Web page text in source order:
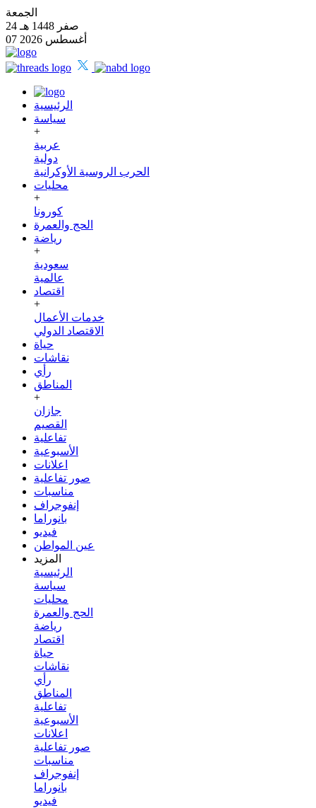
الجمعة
24 صفر 1448 هـ
07 أغسطس 2026
الرئيسية
سياسة
+
عربية
دولية
الحرب الروسية الأوكرانية
محليات
+
كورونا
الحج والعمرة
رياضة
+
سعودية
عالمية
اقتصاد
+
خدمات الأعمال
الاقتصاد الدولي
حياة
نقاشات
رأي
المناطق
+
جازان
القصيم
تفاعلية
الأسبوعية
اعلانات
صور تفاعلية
مناسبات
إنفوجراف
بانوراما
فيديو
عين المواطن
المزيد
الرئيسية
سياسة
محليات
الحج والعمرة
رياضة
اقتصاد
حياة
نقاشات
رأي
المناطق
تفاعلية
الأسبوعية
اعلانات
صور تفاعلية
مناسبات
إنفوجراف
بانوراما
فيديو